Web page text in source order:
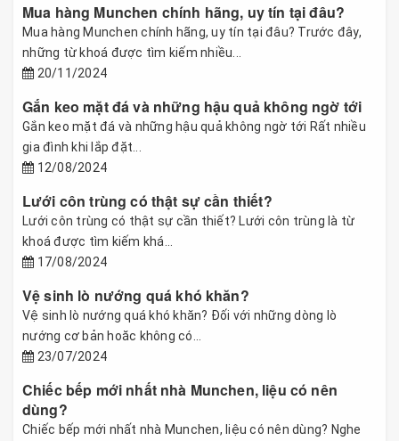
Mua hàng Munchen chính hãng, uy tín tại đâu?
Mua hàng Munchen chính hãng, uy tín tại đâu? Trước đây,
những từ khoá được tìm kiếm nhiều...
20/11/2024
Gắn keo mặt đá và những hậu quả không ngờ tới
Gắn keo mặt đá và những hậu quả không ngờ tới Rất nhiều
gia đình khi lắp đặt...
12/08/2024
Lưới côn trùng có thật sự cần thiết?
Lưới côn trùng có thật sự cần thiết? Lưới côn trùng là từ
khoá được tìm kiếm khá...
17/08/2024
Vệ sinh lò nướng quá khó khăn?
Vệ sinh lò nướng quá khó khăn? Đối với những dòng lò
nướng cơ bản hoăc không có...
23/07/2024
Chiếc bếp mới nhất nhà Munchen, liệu có nên
dùng?
Chiếc bếp mới nhất nhà Munchen, liệu có nên dùng? Nghe